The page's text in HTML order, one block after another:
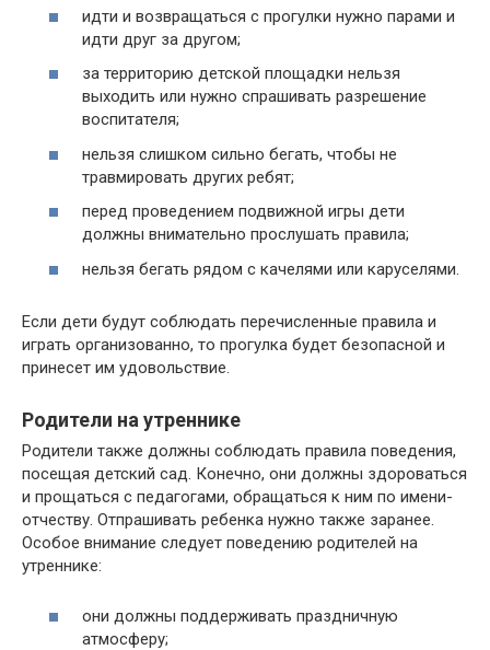
идти и возвращаться с прогулки нужно парами и
идти друг за другом;
за территорию детской площадки нельзя
выходить или нужно спрашивать разрешение
воспитателя;
нельзя слишком сильно бегать, чтобы не
травмировать других ребят;
перед проведением подвижной игры дети
должны внимательно прослушать правила;
нельзя бегать рядом с качелями или каруселями.
Если дети будут соблюдать перечисленные правила и
играть организованно, то прогулка будет безопасной и
принесет им удовольствие.
Родители на утреннике
Родители также должны соблюдать правила поведения,
посещая детский сад. Конечно, они должны здороваться
и прощаться с педагогами, обращаться к ним по имени-
отчеству. Отпрашивать ребенка нужно также заранее.
Особое внимание следует поведению родителей на
утреннике:
они должны поддерживать праздничную
атмосферу;